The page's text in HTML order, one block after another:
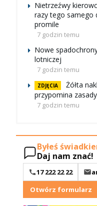
Nietrzeźwy
razy tego samego
promile
7 godzin temu
Nowe
lotniczej
7 godzin temu
ZDJĘCIA
Żółta
przypomina
7 godzin temu
Byłeś
Daj nam znać!
17 222 22 22
Otwórz formularz